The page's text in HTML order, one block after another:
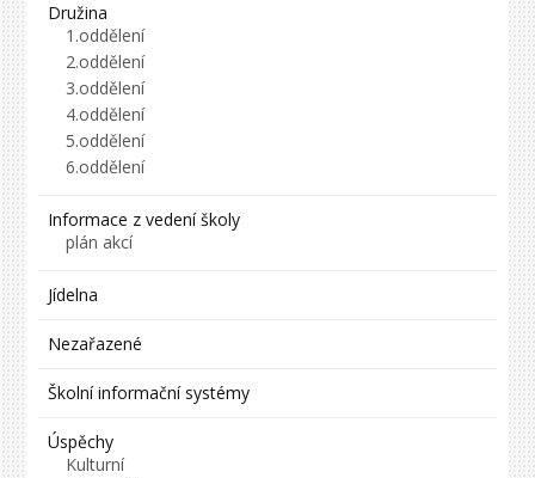
Družina
1.oddělení
2.oddělení
3.oddělení
4.oddělení
5.oddělení
6.oddělení
Informace z vedení školy
plán akcí
Jídelna
Nezařazené
Školní informační systémy
Úspěchy
Kulturní